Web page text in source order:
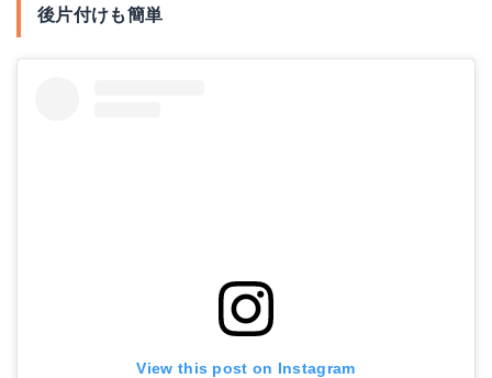
後片付けも簡単
View this post on Instagram